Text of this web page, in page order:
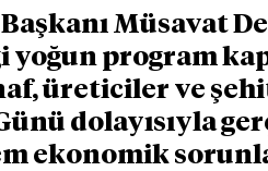
Müsavat
program
üreticiler ve
dolayısıyla
ekonomik